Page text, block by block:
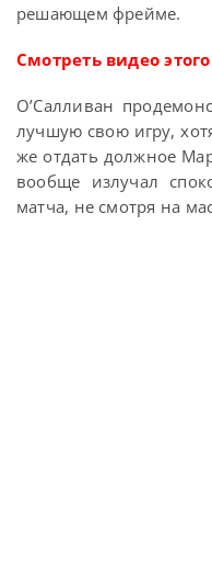
решающем фрейме.
Смотреть видео
О’Салливан
лучшую свою игру,
же отдать должное
вообще излучал
матча, не смотря на